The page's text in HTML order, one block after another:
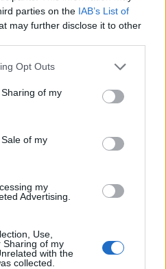
parties on the IAB’s List of
may further disclose it to other
Opt Outs
of my
of my
my
Advertising.
Use,
Sharing of my
with the
collected.